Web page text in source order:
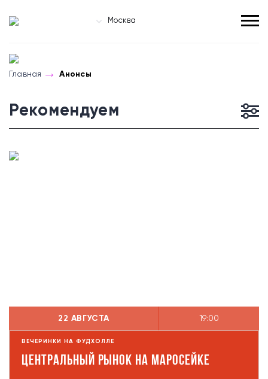
Москва
Главная Анонсы
Рекомендуем
22 АВГУСТА 19:00
ВЕЧЕРИНКИ НА ФУДХОЛЛЕ
Центральный рынок на Маросейке